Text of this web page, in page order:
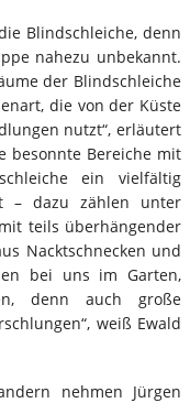
Blindschleiche, denn
nahezu unbekannt.
der Blindschleiche
die von der Küste
nutzt“, erläutert
besonnte Bereiche mit
ein vielfältig
– dazu zählen unter
teils überhängender
Nacktschnecken und
bei uns im Garten,
denn auch große
weiß Ewald
nehmen Jürgen